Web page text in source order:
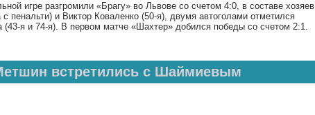
игре разгромили «Брагу» во Львове со счетом 4:0, в составе хозяев
пенальти) и Виктор Коваленко (50-я), двумя автоголами отметился
(43-я и 74-я). В первом матче «Шахтер» добился победы со счетом 2:1.
встретились с Шаймиевым